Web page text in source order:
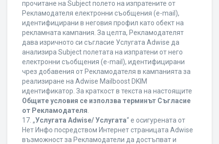
прочитане на Subject полето на изпратените от
Рекламодателя електронни съобщения (e-mail),
идентифицирани в неговия профил като обект на
рекламната кампания. За целта, Рекламодателят
дава изричното си съгласие Услугата Adwise да
анализира Subject полетата на изпратени от него
електронни съобщения (e-mail), идентифицирани
чрез добавения от Рекламодателя в кампанията за
реализиране на Adwise Mailboost DKIM
идентификатор. За краткост в текста на настоящите
Общите условия се използва терминът Съгласие
от Рекламодателя
17. „Услугата Adwise/ Услугата“ е осигурената от
Нет Инфо посредством Интернет страницата Adwise
възможност за Рекламодатели да достъпват и